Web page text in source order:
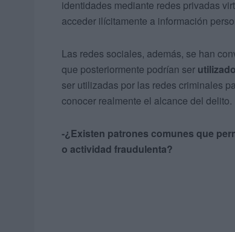
identidades mediante redes privadas
acceder ilícitamente a información
Las redes sociales, además, se han
que posteriormente podrían ser
ser utilizadas por las redes criminales
conocer realmente el alcance del delito.
-¿Existen patrones comunes que
o actividad fraudulenta?